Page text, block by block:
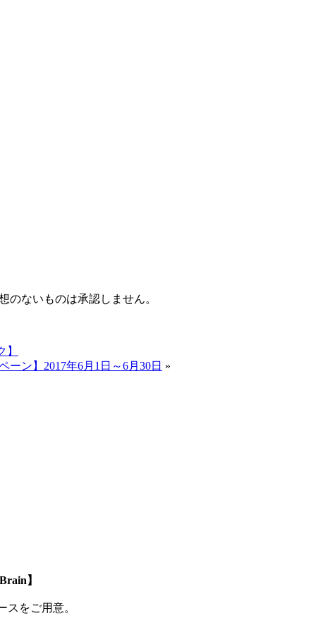
のないものは承認しません。
ン】2017年6月1日～6月30日 »
】
スをご用意。